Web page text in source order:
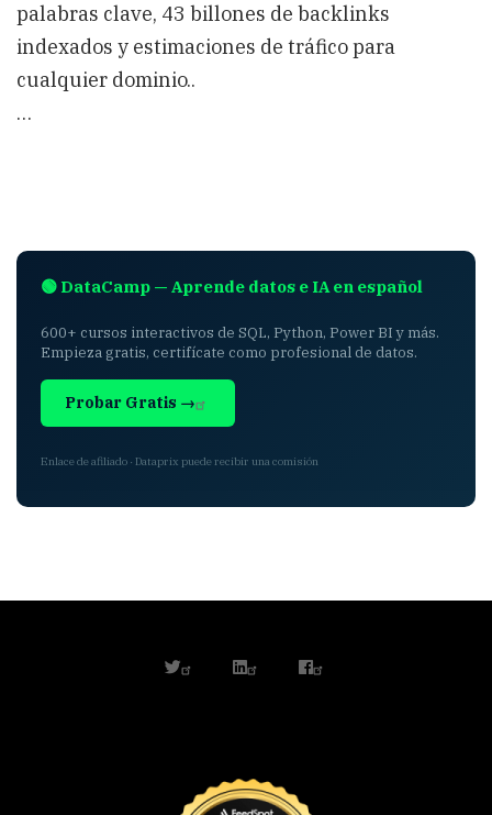
palabras clave, 43 billones de backlinks
indexados y estimaciones de tráfico para
cualquier dominio..
…
🟢 DataCamp — Aprende datos e IA en español
600+ cursos interactivos de SQL, Python, Power BI y más.
Empieza gratis, certifícate como profesional de datos.
Probar Gratis →
Enlace de afiliado · Dataprix puede recibir una comisión
twitterlinkedinfacebook